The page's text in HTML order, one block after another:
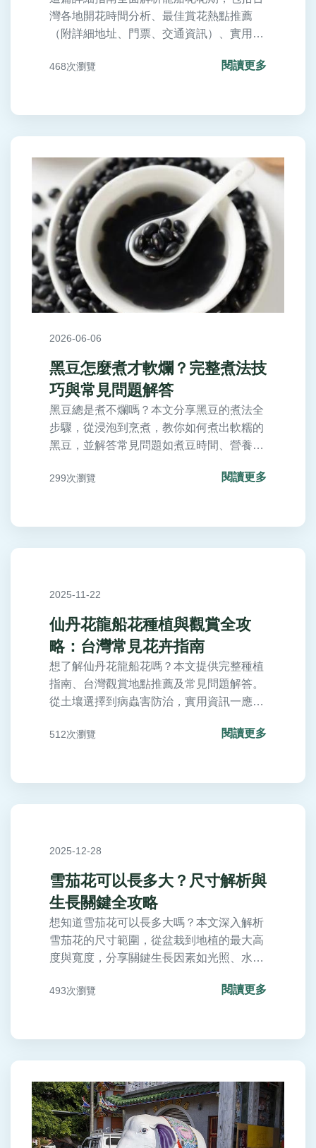
灣各地開花時間分析、最佳賞花熱點推薦
（附詳細地址、門票、交通資訊）、實用養
論你是花卉愛好者、園藝新手，或計劃賞花
468次瀏覽 閱讀更多
2026-06-06
黑豆怎麼煮才軟爛？完整煮法技
巧與常見問題解答
黑豆總是煮不爛嗎？本文分享黑豆的煮法全
步驟，從浸泡到烹煮，教你如何煮出軟糯的
黑豆，並解答常見問題如煮豆時間、營養保
299次瀏覽 閱讀更多
2025-11-22
仙丹花龍船花種植與觀賞全攻
略：台灣常見花卉指南
想了解仙丹花龍船花嗎？本文提供完整種植
指南、台灣觀賞地點推薦及常見問題解答。
從土壤選擇到病蟲害防治，實用資訊一應俱
特徵、品種比較、實用表格和個人經驗分
512次瀏覽 閱讀更多
2025-12-28
雪茄花可以長多大？尺寸解析與
生長關鍵全攻略
想知道雪茄花可以長多大嗎？本文深入解析
雪茄花的尺寸範圍，從盆栽到地植的最大高
度與寬度，分享關鍵生長因素如光照、水分
答。無論您是新手或老手，都能學會如何讓
493次瀏覽 閱讀更多